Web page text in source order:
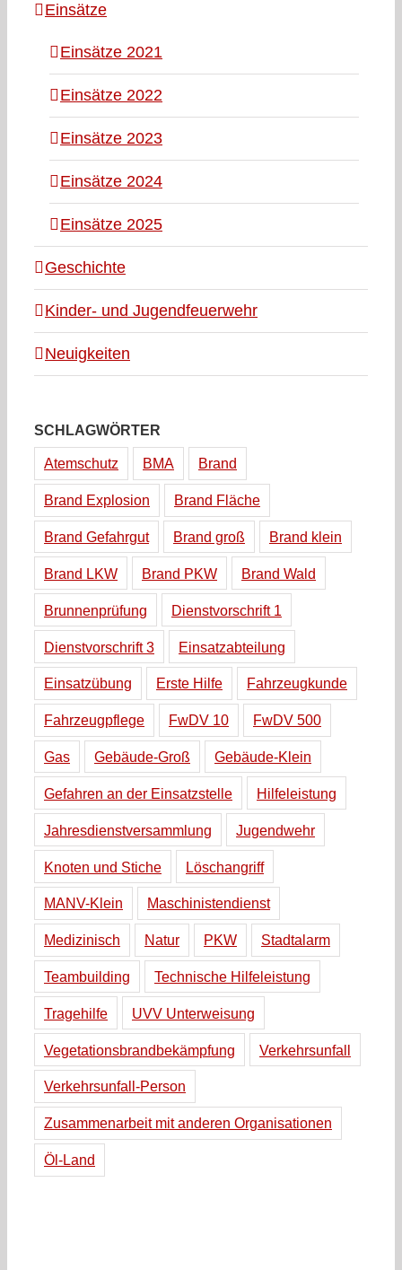
Einsätze
Einsätze 2021
Einsätze 2022
Einsätze 2023
Einsätze 2024
Einsätze 2025
Geschichte
Kinder- und Jugendfeuerwehr
Neuigkeiten
SCHLAGWÖRTER
Atemschutz BMA Brand
Brand Explosion Brand Fläche
Brand Gefahrgut Brand groß Brand klein
Brand LKW Brand PKW Brand Wald
Brunnenprüfung Dienstvorschrift 1
Dienstvorschrift 3 Einsatzabteilung
Einsatzübung Erste Hilfe Fahrzeugkunde
Fahrzeugpflege FwDV 10 FwDV 500
Gas Gebäude-Groß Gebäude-Klein
Gefahren an der Einsatzstelle Hilfeleistung
Jahresdienstversammlung Jugendwehr
Knoten und Stiche Löschangriff
MANV-Klein Maschinistendienst
Medizinisch Natur PKW Stadtalarm
Teambuilding Technische Hilfeleistung
Tragehilfe UVV Unterweisung
Vegetationsbrandbekämpfung Verkehrsunfall
Verkehrsunfall-Person
Zusammenarbeit mit anderen Organisationen
Öl-Land